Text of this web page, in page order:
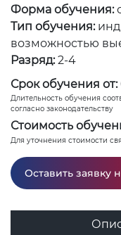
Форма обучения:
Тип обучения:
возможностью
Разряд: 2-4
Срок обучения от:
Длительность обучения
согласно законодательству
Стоимость
Для уточнения стоимости
Оставить заявку